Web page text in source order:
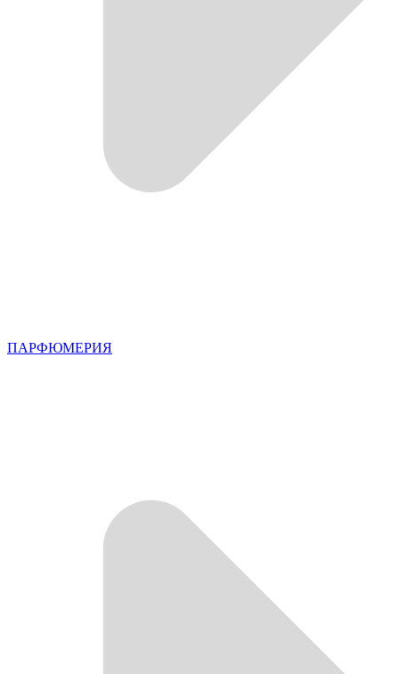
ПАРФЮМЕРИЯ